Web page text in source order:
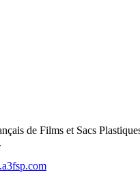
de Films et Sacs